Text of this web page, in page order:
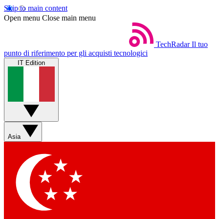
Skip to main content
Open menu Close main menu
TechRadar Il tuo
punto di riferimento per gli acquisti tecnologici
IT Edition
Asia